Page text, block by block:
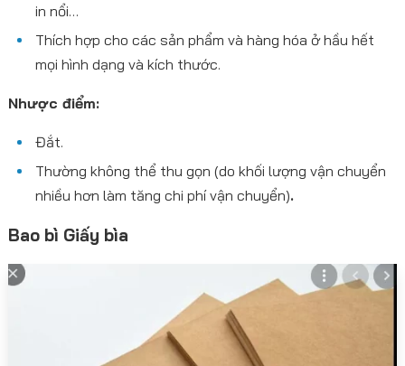
in nổi…
Thích hợp cho các sản phẩm và hàng hóa ở hầu hết
mọi hình dạng và kích thước.
Nhược điểm:
Đắt.
Thường không thể thu gọn (do khối lượng vận chuyển
nhiều hơn làm tăng chi phí vận chuyển).
Bao bì Giấy bìa